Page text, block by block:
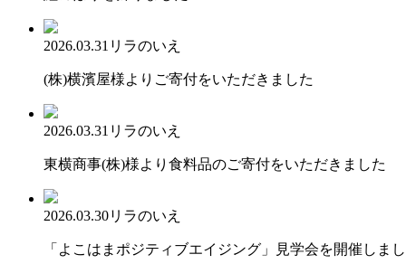
2026.03.31 リラのいえ
(株)横濱屋様よりご寄付をいただきました
2026.03.31 リラのいえ
東横商事(株)様より食料品のご寄付をいただきました
2026.03.30リラのいえ
「よこはまポジティブエイジング」見学会を開催しま